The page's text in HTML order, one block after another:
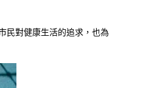
民對健康生活的追求，也為